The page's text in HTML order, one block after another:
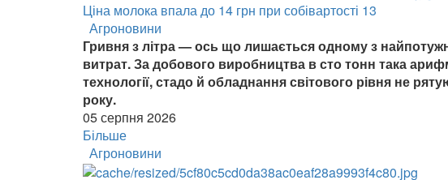
Ціна молока впала до 14 грн при собівартості 13
Агроновини
Гривня з літра — ось що лишається одному з
витрат. За добового виробництва в сто тонн така
технології, стадо й обладнання світового рівня не
року.
05 серпня 2026
Більше
Агроновини